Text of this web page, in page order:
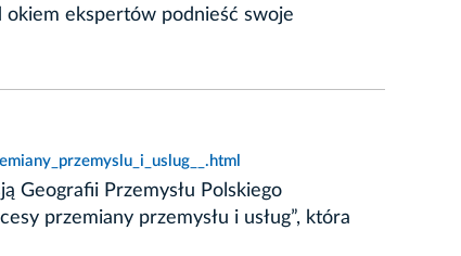
okiem ekspertów podnieść swoje
Geografii Przemysłu Polskiego
przemiany przemysłu i usług”, która